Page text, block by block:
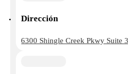
Dirección
6300 Shingle Creek Pkwy Suite